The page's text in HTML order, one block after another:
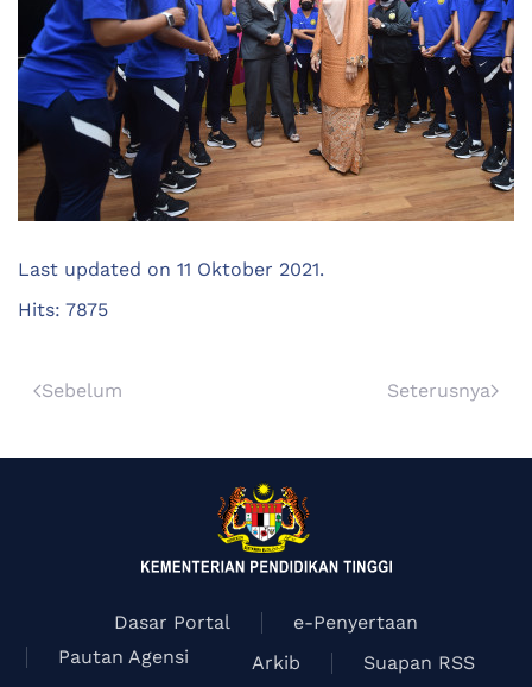
Last updated on 11 Oktober 2021.
Hits: 7875
Sebelum Seterusnya
Dasar Portal
e-Penyertaan
Pautan Agensi
Arkib Suapan RSS